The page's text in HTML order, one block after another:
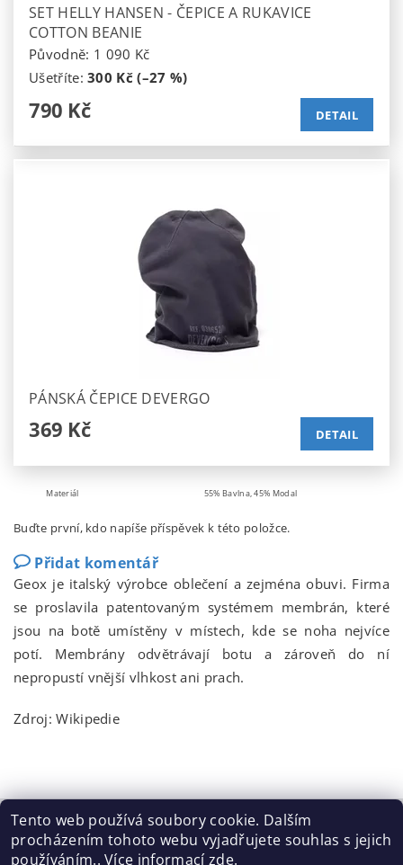
SET HELLY HANSEN - ČEPICE A RUKAVICE
COTTON BEANIE
Původně: 1 090 Kč
Ušetříte:300 Kč (–27 %)
790 Kč DETAIL
PÁNSKÁ ČEPICE DEVERGO
369 Kč DETAIL
Materiál 55% Bavlna, 45% Modal
Buďte první, kdo napíše příspěvek k této položce.
Přidat komentář
Geox je italský výrobce oblečení a zejména obuvi. Firma
se proslavila patentovaným systémem membrán, které
jsou na botě umístěny v místech, kde se noha nejvíce
potí. Membrány odvětrávají botu a zároveň do ní
nepropustí vnější vlhkost ani prach.
Zdroj: Wikipedie
Tabulka velikostí | Doprava a Platba | Blog |
Podmínky ochrany osobních údajů | Obchodní podmínky
Tento web používá soubory cookie. Dalším
procházením tohoto webu vyjadřujete souhlas s jejich
používáním.. Více informacízde.